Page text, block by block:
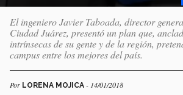
El ingeniero Javier Taboada, director
Ciudad Juárez, presentó un plan que,
intrínsecas de su gente y de la región,
campus entre los mejores del país.
Por LORENA MOJICA - 14/01/2018